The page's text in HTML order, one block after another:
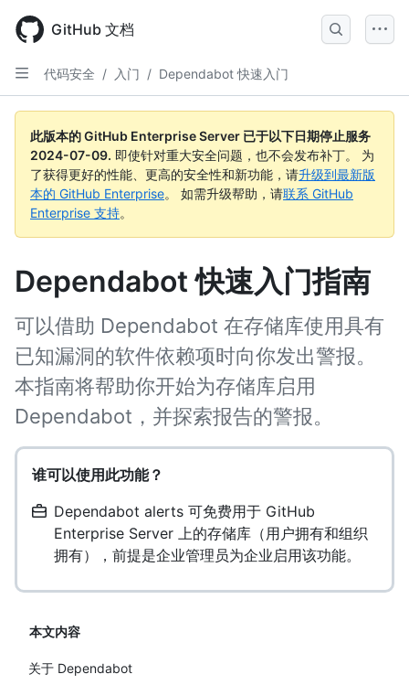
main
content
GitHub 文档
代码安全 / 入门 / Dependabot 快速入门
此版本的 GitHub Enterprise Server 已于以下日期停止服务
2024-07-09. 即使针对重大安全问题，也不会发布补丁。 为
了获得更好的性能、更高的安全性和新功能，请升级到最新版
本的 GitHub Enterprise。 如需升级帮助，请联系 GitHub
Enterprise 支持。
Dependabot 快速入门指南
可以借助 Dependabot 在存储库使用具有
已知漏洞的软件依赖项时向你发出警报。
本指南将帮助你开始为存储库启用
Dependabot，并探索报告的警报。
谁可以使用此功能？
Dependabot alerts 可免费用于 GitHub
Enterprise Server 上的存储库（用户拥有和组织
拥有），前提是企业管理员为企业启用该功能。
本文内容
关于 Dependabot